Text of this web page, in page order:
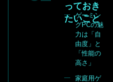
っておき
たいこと
ゲーミン
グPCの魅
力は「自
由度」と
「性能の
高さ」
家庭用ゲ